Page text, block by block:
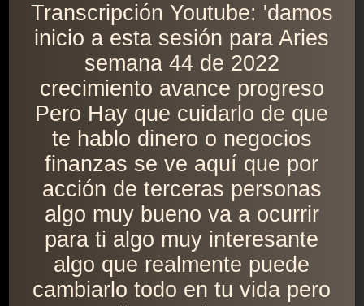
Transcripción Youtube: 'damos
inicio a esta sesión para Aries
semana 44 de 2022
crecimiento avance progreso
Pero Hay que cuidarlo de que
te hablo dinero o negocios
finanzas se ve aquí que por
acción de terceras personas
algo muy bueno va a ocurrir
para ti algo muy interesante
algo que realmente puede
cambiarlo todo en tu vida pero